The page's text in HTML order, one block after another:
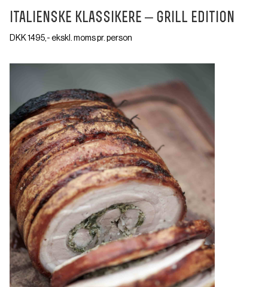
italienske klassikere – grill edition
DKK 1495,- ekskl. moms pr. person